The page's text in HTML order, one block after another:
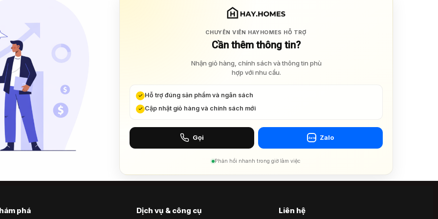
CHUYÊN VIÊN HAYHOMES HỖ TRỢ
Cần thêm thông tin?
Nhận giỏ hàng, chính sách và thông tin phù
hợp với nhu cầu.
Hỗ trợ đúng sản phẩm và ngân sách
Cập nhật giỏ hàng và chính sách mới
Gọi Zalo Zalo
Phản hồi nhanh trong giờ làm việc
phá Dịch vụ & công cụ Liên hệ